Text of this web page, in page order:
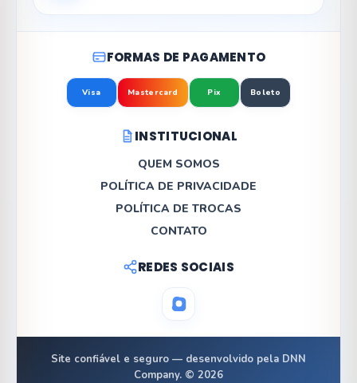
FORMAS DE PAGAMENTO
Visa Mastercard Pix Boleto
INSTITUCIONAL
QUEM SOMOS
POLÍTICA DE PRIVACIDADE
POLÍTICA DE TROCAS
CONTATO
REDES SOCIAIS
Site confiável e seguro — desenvolvido pela DNN
Company. © 2026